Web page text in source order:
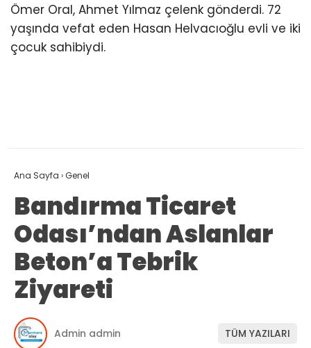
Ömer Oral, Ahmet Yılmaz çelenk gönderdi. 72
yaşında vefat eden Hasan Helvacıoğlu evli ve iki
çocuk sahibiydi.
Ana Sayfa ›Genel
Bandırma Ticaret
Odası’ndan Aslanlar
Beton’a Tebrik
Ziyareti
Admin admin TÜM YAZILARI